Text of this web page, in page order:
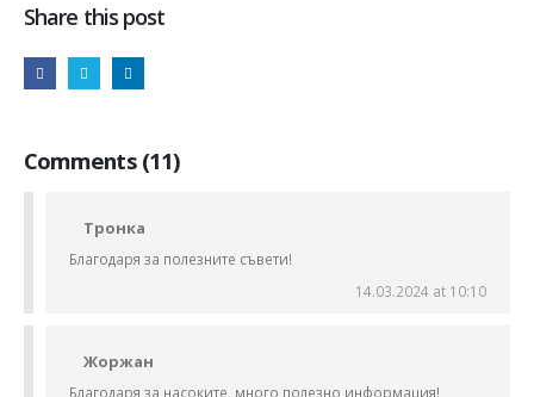
Share this post
Comments (11)
Тронка
Благодаря за полезните съвети!
14.03.2024 at 10:10
Жоржан
Благодаря за насоките, много полезно информация!